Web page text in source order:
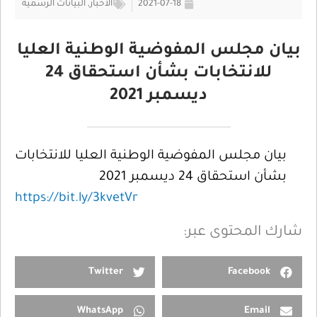
2021-07-18 الأخبار, البيانات الرسمية
بيان مجلس المفوضية الوطنية العليا
للانتخابات بشأن استحقاق 24
ديسمبر 2021
بيان مجلس المفوضية الوطنية العليا للانتخابات
بشأن استحقاق 24 ديسمبر 2021
https://bit.ly/3kvetVr
شارك المحتوى عبر:
Facebook
Twitter
Email
WhatsApp